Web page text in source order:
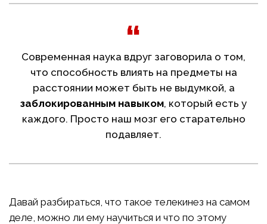
Современная наука вдруг заговорила о том,
что способность влиять на предметы на
расстоянии может быть не выдумкой, а
заблокированным навыком, который есть у
каждого. Просто наш мозг его старательно
подавляет.
Давай разбираться, что такое телекинез на самом
деле, можно ли ему научиться и что по этому